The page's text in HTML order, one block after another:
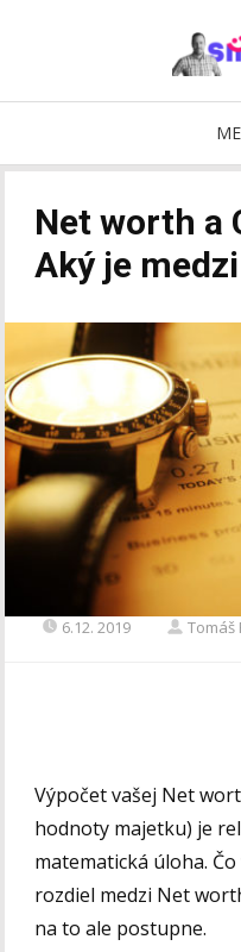
Net worth a
Aký je
6.12. 2019 Tomáš
Výpočet vašej Net
hodnoty majetku) je
matematická úloha.
rozdiel medzi Net
na to ale postupne.